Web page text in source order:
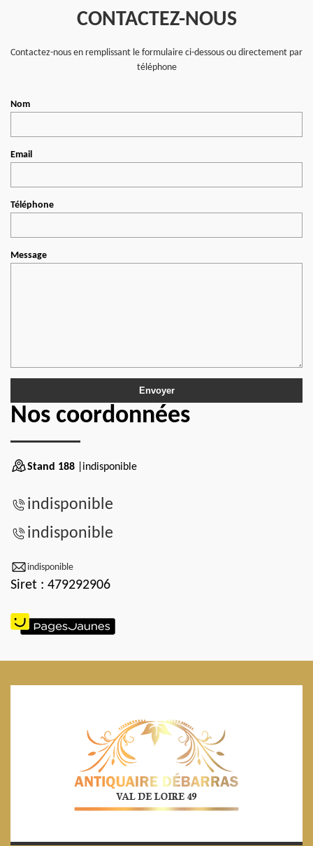
CONTACTEZ-NOUS
Contactez-nous en remplissant le formulaire ci-dessous ou directement par
téléphone
Nom
Email
Téléphone
Message
Nos coordonnées
Stand 188 |indisponible
indisponible
indisponible
indisponible
Siret : 479292906